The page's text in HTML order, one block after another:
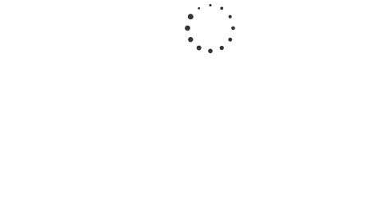
гелиевый
цифра 1
(40х102